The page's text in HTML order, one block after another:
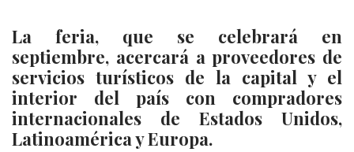
La feria, que se celebrará en
septiembre, acercará a proveedores de
servicios turísticos de la capital y el
interior del país con compradores
internacionales de Estados Unidos,
Latinoamérica y Europa.